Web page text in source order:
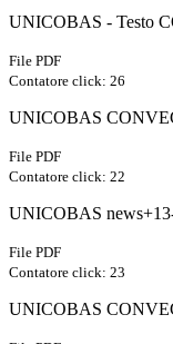
UNICOBAS - Testo
File PDF
Contatore click: 26
UNICOBAS
File PDF
Contatore click: 22
UNICOBAS
File PDF
Contatore click: 23
UNICOBAS